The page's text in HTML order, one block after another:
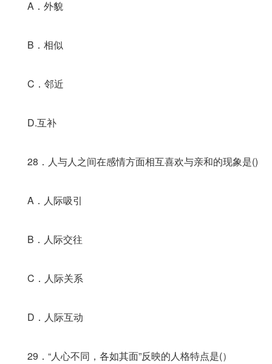
A．外貌
B．相似
C．邻近
D.互补
28．人与人之间在感情方面相互喜欢与亲和的现象是()
A．人际吸引
B．人际交往
C．人际关系
D．人际互动
29．“人心不同，各如其面”反映的人格特点是(）